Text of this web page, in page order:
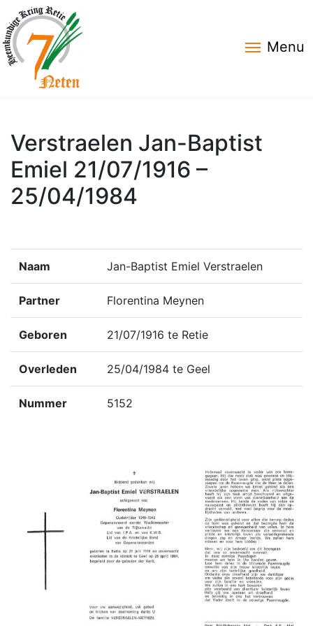
Menu
Verstraelen Jan-Baptist
Emiel 21/07/1916 –
25/04/1984
Naam Jan-Baptist Emiel Verstraelen
Partner Florentina Meynen
Geboren 21/07/1916 te Retie
Overleden 25/04/1984 te Geel
Nummer 5152